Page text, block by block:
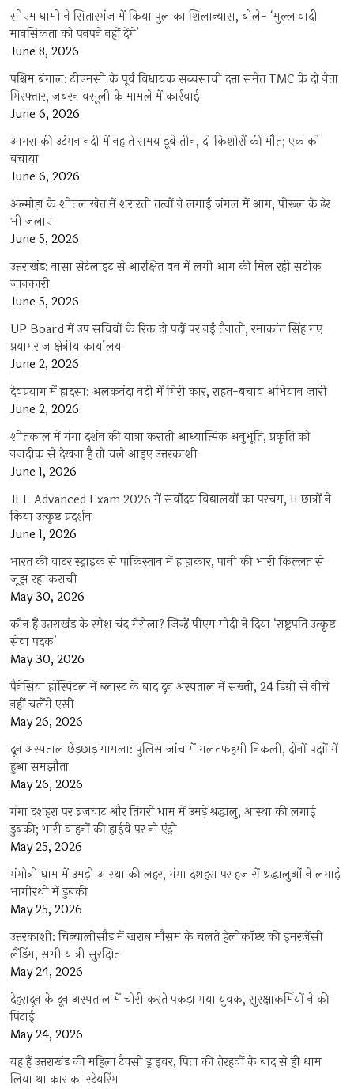
सीएम धामी ने सितारगंज में किया पुल का शिलान्यास, बोले- ‘मुल्लावादी
मानसिकता को पनपने नहीं देंगे’
June 8, 2026
पश्चिम बंगाल: टीएमसी के पूर्व विधायक सब्यसाची दत्ता समेत TMC के दो नेता
गिरफ्तार, जबरन वसूली के मामले में कार्रवाई
June 6, 2026
आगरा की उटंगन नदी में नहाते समय डूबे तीन, दो किशोरों की मौत; एक को
बचाया
June 6, 2026
अल्मोड़ा के शीतलाखेत में शरारती तत्वों ने लगाई जंगल में आग, पीरूल के ढेर
भी जलाए
June 5, 2026
उत्तराखंड: नासा सेटेलाइट से आरक्षित वन में लगी आग की मिल रही सटीक
जानकारी
June 5, 2026
UP Board में उप सचिवों के रिक्त दो पदों पर नई तैनाती, रमाकांत सिंह गए
प्रयागराज क्षेत्रीय कार्यालय
June 2, 2026
देवप्रयाग में हादसा: अलकनंदा नदी में गिरी कार, राहत-बचाव अभियान जारी
June 2, 2026
शीतकाल में गंगा दर्शन की यात्रा कराती आध्यात्मिक अनुभूति, प्रकृति को
नजदीक से देखना है तो चले आइए उत्तरकाशी
June 1, 2026
JEE Advanced Exam 2026 में सर्वोदय विद्यालयों का परचम, 11 छात्रों ने
किया उत्कृष्ट प्रदर्शन
June 1, 2026
भारत की वाटर स्ट्राइक से पाकिस्तान में हाहाकार, पानी की भारी किल्लत से
जूझ रहा कराची
May 30, 2026
कौन हैं उत्तराखंड के रमेश चंद्र गैरोला? जिन्हें पीएम मोदी ने दिया ‘राष्ट्रपति उत्कृष्ट
सेवा पदक’
May 30, 2026
पैनेसिया हॉस्पिटल में ब्लास्ट के बाद दून अस्पताल में सख्ती, 24 डिग्री से नीचे
नहीं चलेंगे एसी
May 26, 2026
दून अस्पताल छेड़छाड़ मामला: पुलिस जांच में गलतफहमी निकली, दोनों पक्षों में
हुआ समझौता
May 26, 2026
गंगा दशहरा पर ब्रजघाट और तिगरी धाम में उमड़े श्रद्धालु, आस्था की लगाई
डुबकी; भारी वाहनों की हाईवे पर नो एंट्री
May 25, 2026
गंगोत्री धाम में उमड़ी आस्था की लहर, गंगा दशहरा पर हजारों श्रद्धालुओं ने लगाई
भागीरथी में डुबकी
May 25, 2026
उत्तरकाशी: चिन्यालीसौड़ में खराब मौसम के चलते हेलीकॉप्टर की इमरजेंसी
लैंडिंग, सभी यात्री सुरक्षित
May 24, 2026
देहरादून के दून अस्पताल में चोरी करते पकड़ा गया युवक, सुरक्षाकर्मियों ने की
पिटाई
May 24, 2026
यह हैं उत्तराखंड की महिला टैक्सी ड्राइवर, पिता की तेरहवीं के बाद से ही थाम
लिया था कार का स्टेयरिंग